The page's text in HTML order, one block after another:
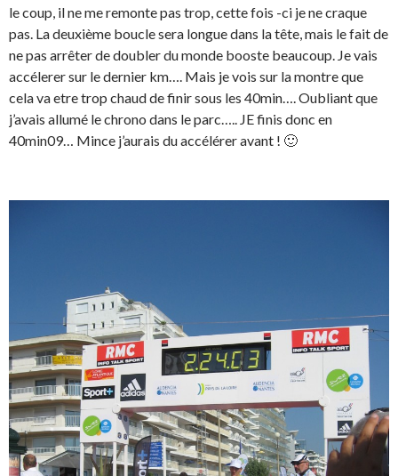
le coup, il ne me remonte pas trop, cette fois -ci je ne craque
pas. La deuxième boucle sera longue dans la tête, mais le fait de
ne pas arrêter de doubler du monde booste beaucoup. Je vais
accélerer sur le dernier km…. Mais je vois sur la montre que
cela va etre trop chaud de finir sous les 40min…. Oubliant que
j’avais allumé le chrono dans le parc….. JE finis donc en
40min09… Mince j’aurais du accélérer avant ! 🙂